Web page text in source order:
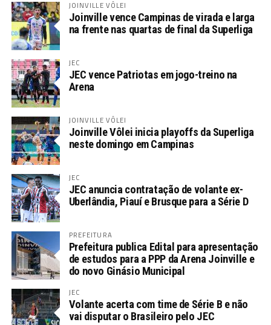
JOINVILLE VÔLEI
Joinville vence Campinas de virada e larga
na frente nas quartas de final da Superliga
JEC
JEC vence Patriotas em jogo-treino na
Arena
JOINVILLE VÔLEI
Joinville Vôlei inicia playoffs da Superliga
neste domingo em Campinas
JEC
JEC anuncia contratação de volante ex-
Uberlândia, Piauí e Brusque para a Série D
PREFEITURA
Prefeitura publica Edital para apresentação
de estudos para a PPP da Arena Joinville e
do novo Ginásio Municipal
JEC
Volante acerta com time de Série B e não
vai disputar o Brasileiro pelo JEC